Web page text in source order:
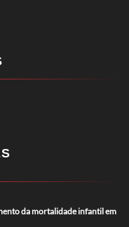
da mortalidade infantil em